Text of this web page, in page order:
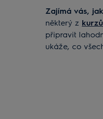
Zajímá vás,
některý z
připravit
ukáže, co